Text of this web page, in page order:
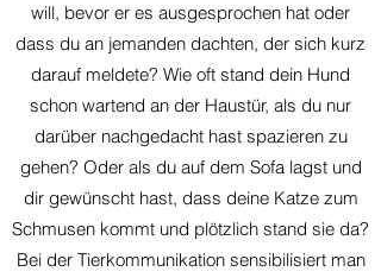
will, bevor er es ausgesprochen hat oder
dass du an jemanden dachten, der sich kurz
darauf meldete? Wie oft stand dein Hund
schon wartend an der Haustür, als du nur
darüber nachgedacht hast spazieren zu
gehen? Oder als du auf dem Sofa lagst und
dir gewünscht hast, dass deine Katze zum
Schmusen kommt und plötzlich stand sie da?
Bei der Tierkommunikation sensibilisiert man